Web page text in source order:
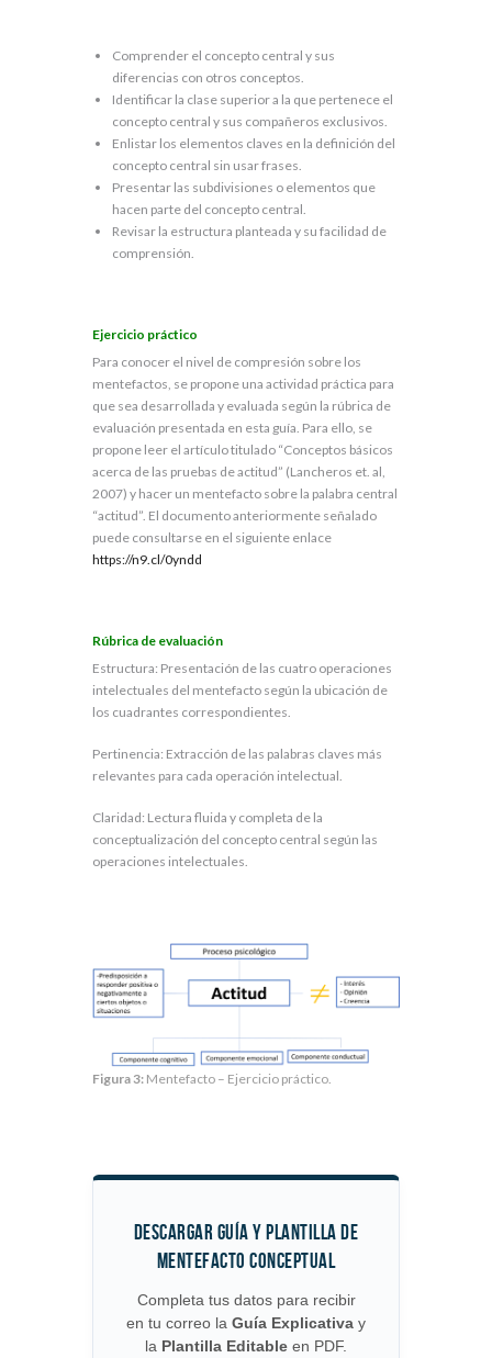
Comprender el concepto central y sus
diferencias con otros conceptos.
Identificar la clase superior a la que pertenece el
concepto central y sus compañeros exclusivos.
Enlistar los elementos claves en la definición del
concepto central sin usar frases.
Presentar las subdivisiones o elementos que
hacen parte del concepto central.
Revisar la estructura planteada y su facilidad de
comprensión.
Ejercicio práctico
Para conocer el nivel de compresión sobre los
mentefactos, se propone una actividad práctica para
que sea desarrollada y evaluada según la rúbrica de
evaluación presentada en esta guía. Para ello, se
propone leer el artículo titulado “Conceptos básicos
acerca de las pruebas de actitud” (Lancheros et. al,
2007) y hacer un mentefacto sobre la palabra central
“actitud”. El documento anteriormente señalado
puede consultarse en el siguiente enlace
https://n9.cl/0yndd
Rúbrica de evaluación
Estructura: Presentación de las cuatro operaciones
intelectuales del mentefacto según la ubicación de
los cuadrantes correspondientes.
Pertinencia: Extracción de las palabras claves más
relevantes para cada operación intelectual.
Claridad: Lectura fluida y completa de la
conceptualización del concepto central según las
operaciones intelectuales.
Figura 3: Mentefacto – Ejercicio práctico.
DESCARGAR GUÍA Y PLANTILLA DE
MENTEFACTO CONCEPTUAL
Completa tus datos para recibir
en tu correo la Guía Explicativa y
la Plantilla Editable en PDF.